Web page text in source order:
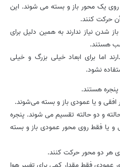
یک محور باز و بسته می شوند. این
آن حرکت کنند.
شدن نیاز ندارند به همین دلیل برای
هستند.
اما برای ابعاد خیلی بزرگ و خیلی
نشود.
پنجره هستند.
افقی و یا عمودی باز و بسته می‌شوند.
و دو حالته تقسیم می شوند. پنجره
یا فقط روی محور عمودی باز و بسته
هر دو محور حرکت کنند.